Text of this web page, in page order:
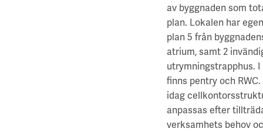
av byggnaden som
plan. Lokalen har
plan 5 från
atrium, samt 2
utrymningstrapphus.
finns pentry och
idag
anpassas efter
verksamhets behov